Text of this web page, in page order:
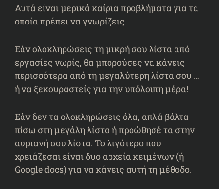
Αυτά είναι μερικά καίρια προβλήματα για τα
οποία πρέπει να γνωρίζεις.
Εάν ολοκληρώσεις τη μικρή σου λίστα από
εργασίες νωρίς, θα μπορούσες να κάνεις
περισσότερα από τη μεγαλύτερη λίστα σου …
ή να ξεκουραστείς για την υπόλοιπη μέρα!
Εάν δεν τα ολοκληρώσεις όλα, απλά βάλτα
πίσω στη μεγάλη λίστα ή προώθησέ τα στην
αυριανή σου λίστα. Το λιγότερο που
χρειάζεσαι είναι δυο αρχεία κειμένων (ή
Google docs) για να κάνεις αυτή τη μέθοδο.